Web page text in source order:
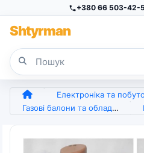
+380 66 503-42-
Shtyrman
Електроніка та побутова техніка
Газові балони та обладнання